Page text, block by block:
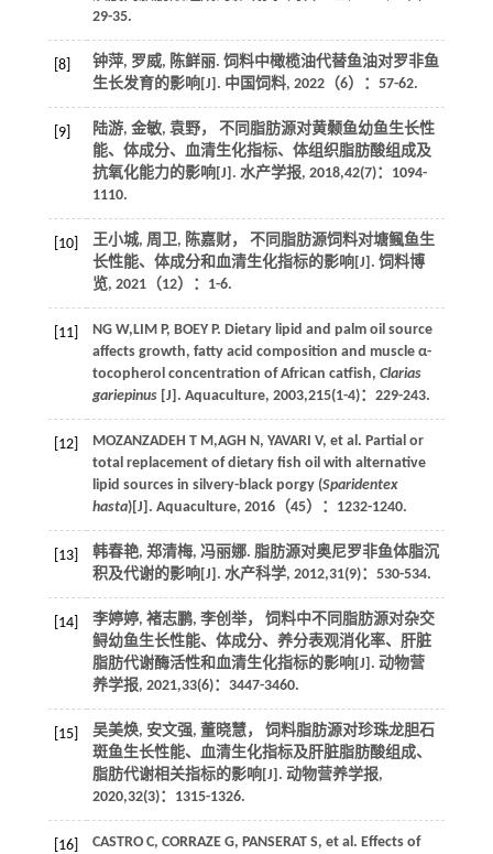
29-35.
[8]
钟萍, 罗威, 陈鲜丽. 饲料中橄榄油代替鱼油对罗非鱼
生长发育的影响[J]. 中国饲料, 2022（6）：57-62.
[9]
陆游, 金敏, 袁野， 不同脂肪源对黄颡鱼幼鱼生长性
能、体成分、血清生化指标、体组织脂肪酸组成及
抗氧化能力的影响[J]. 水产学报, 2018,42(7)：1094-
1110.
[10]
王小城, 周卫, 陈嘉财， 不同脂肪源饲料对塘鲺鱼生
长性能、体成分和血清生化指标的影响[J]. 饲料博
览, 2021（12）：1-6.
[11] NG W,LIM P, BOEY P. Dietary lipid and palm oil source
affects growth, fatty acid composition and muscle α-
tocopherol concentration of African catfish, Clarias
gariepinus[J]. Aquaculture, 2003,215(1-4)：229-243.
[12] MOZANZADEH T M,AGH N, YAVARI V, et al. Partial or
total replacement of dietary fish oil with alternative
lipid sources in silvery-black porgy (Sparidentex
hasta)[J]. Aquaculture, 2016（45）：1232-1240.
[13]
韩春艳, 郑清梅, 冯丽娜. 脂肪源对奥尼罗非鱼体脂沉
积及代谢的影响[J]. 水产科学, 2012,31(9)：530-534.
[14]
李婷婷, 褚志鹏, 李创举， 饲料中不同脂肪源对杂交
鲟幼鱼生长性能、体成分、养分表观消化率、肝脏
脂肪代谢酶活性和血清生化指标的影响[J]. 动物营
养学报, 2021,33(6)：3447-3460.
[15]
吴美焕, 安文强, 董晓慧， 饲料脂肪源对珍珠龙胆石
斑鱼生长性能、血清生化指标及肝脏脂肪酸组成、
脂肪代谢相关指标的影响[J]. 动物营养学报,
2020,32(3)：1315-1326.
[16] CASTRO C, CORRAZE G, PANSERAT S, et al. Effects of